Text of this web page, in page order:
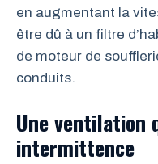
en augmentant la
être dû à un filtre
de moteur de
conduits.
Une ventilation
intermittence